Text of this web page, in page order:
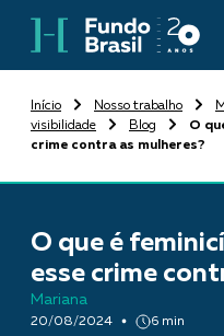
Início Nosso trabalho
visibilidade
Blog
O
crime contra as mulheres?
O que é
esse crime
Mariana
20/08/2024 6 min